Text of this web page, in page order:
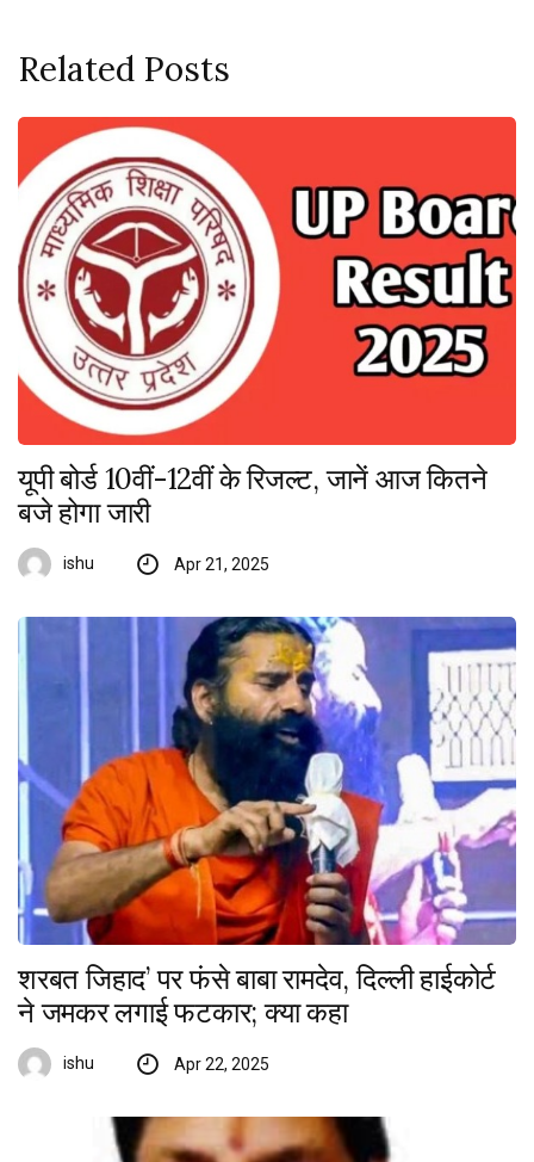
Related Posts
यूपी बोर्ड 10वीं-12वीं के रिजल्ट, जानें आज कितने
बजे होगा जारी
ishu Apr 21, 2025
शरबत जिहाद’ पर फंसे बाबा रामदेव, दिल्ली हाईकोर्ट
ने जमकर लगाई फटकार; क्या कहा
ishu Apr 22, 2025